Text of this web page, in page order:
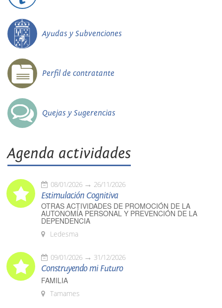
Ayudas y Subvenciones
Perfil de contratante
Quejas y Sugerencias
Agenda actividades
08/01/2026 26/11/2026
Estimulación Cognitiva
OTRAS ACTIVIDADES DE PROMOCIÓN DE LA
AUTONOMÍA PERSONAL Y PREVENCIÓN DE LA
DEPENDENCIA
Ledesma
09/01/2026 31/12/2026
Construyendo mi Futuro
FAMILIA
Tamames